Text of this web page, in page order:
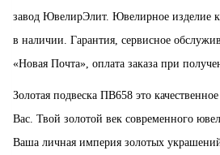
завод ЮвелирЭлит. Ювелирное изделие
в наличии. Гарантия, сервисное
«Новая Почта», оплата заказа при
Золотая подвеска ПВ658 это
Вас. Твой золотой век современного
Ваша личная империя золотых